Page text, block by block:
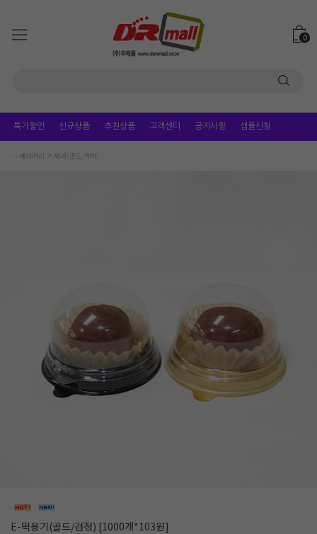
0
특가할인 신규상품 추천상품 고객센터 공지사항 샘플신청
― 베이커리 제과(샌드/케익)
E-떡용기(골드/검정) [1000개*103원]